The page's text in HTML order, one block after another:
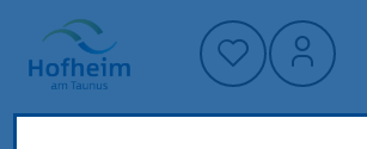
Accueil"